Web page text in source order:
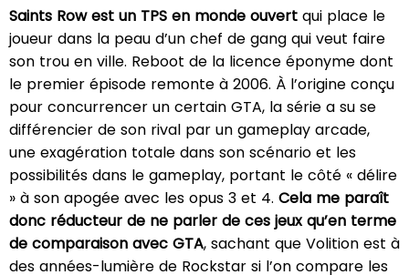
Saints Row est un TPS en monde ouvert qui place le
joueur dans la peau d’un chef de gang qui veut faire
son trou en ville. Reboot de la licence éponyme dont
le premier épisode remonte à 2006. À l’origine conçu
pour concurrencer un certain GTA, la série a su se
différencier de son rival par un gameplay arcade,
une exagération totale dans son scénario et les
possibilités dans le gameplay, portant le côté « délire
» à son apogée avec les opus 3 et 4. Cela me paraît
donc réducteur de ne parler de ces jeux qu’en terme
de comparaison avec GTA, sachant que Volition est à
des années-lumière de Rockstar si l’on compare les